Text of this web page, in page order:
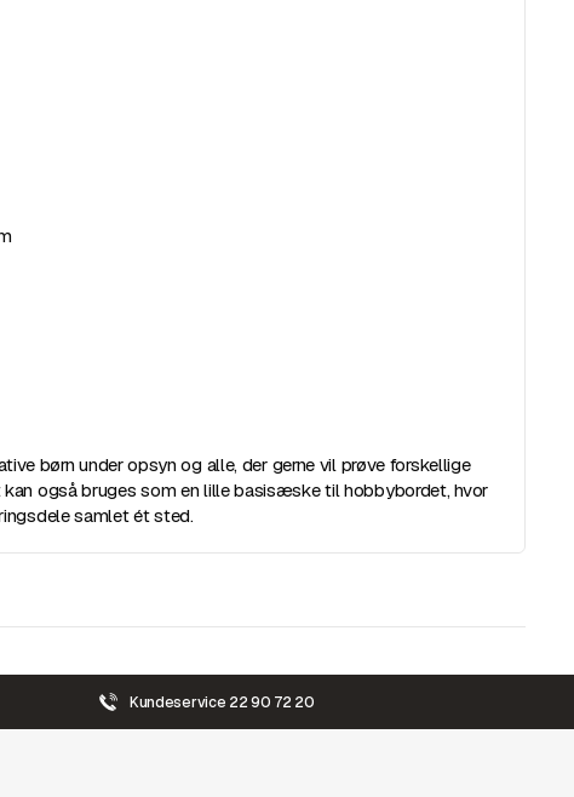
børn under opsyn og alle, der gerne vil prøve forskellige
også bruges som en lille basisæske til hobbybordet, hvor
samlet ét sted.
Kundeservice 22 90 72 20